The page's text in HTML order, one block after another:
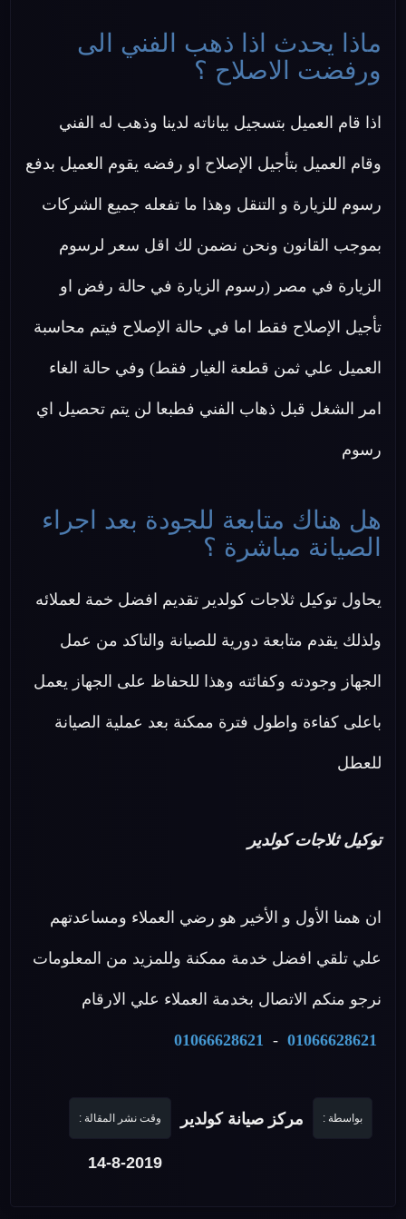
ماذا يحدث اذا ذهب الفني الى
ورفضت الاصلاح ؟
اذا قام العميل بتسجيل بياناته لدينا وذهب له الفني
وقام العميل بتأجيل الإصلاح او رفضه يقوم العميل بدفع
رسوم للزيارة و التنقل وهذا ما تفعله جميع الشركات
بموجب القانون ونحن نضمن لك اقل سعر لرسوم
الزيارة في مصر (رسوم الزيارة في حالة رفض او
تأجيل الإصلاح فقط اما في حالة الإصلاح فيتم محاسبة
العميل علي ثمن قطعة الغيار فقط) وفي حالة الغاء
امر الشغل قبل ذهاب الفني فطبعا لن يتم تحصيل اي
رسوم
هل هناك متابعة للجودة بعد اجراء
الصيانة مباشرة ؟
يحاول توكيل ثلاجات كولدير تقديم افضل خمة لعملائه
ولذلك يقدم متابعة دورية للصيانة والتاكد من عمل
الجهاز وجودته وكفائته وهذا للحفاظ على الجهاز يعمل
باعلى كفاءة واطول فترة ممكنة بعد عملية الصيانة
للعطل
توكيل ثلاجات كولدير
ان همنا الأول و الأخير هو رضي العملاء ومساعدتهم
علي تلقي افضل خدمة ممكنة وللمزيد من المعلومات
نرجو منكم الاتصال بخدمة العملاء علي الارقام
01066628621
-
01066628621
بواسطة : مركز صيانة كولدير وقت نشر المقالة :
14-8-2019